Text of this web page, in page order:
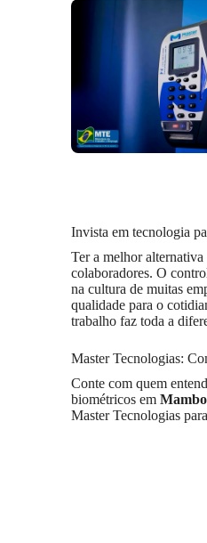
Invista em tecnologia
Ter a melhor
colaboradores. O
na cultura de muitas
qualidade para o
trabalho faz toda a
Master Tecnologias:
Conte com quem
biométricos em
Master Tecnologias